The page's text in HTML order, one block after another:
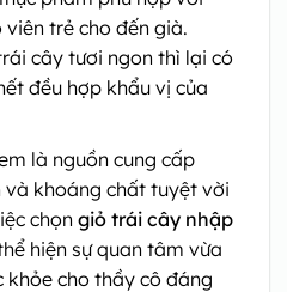
trẻ cho đến già.
cây tươi ngon thì lại có
đều hợp khẩu vị của
là nguồn cung cấp
khoáng chất tuyệt vời
chọn giỏ trái cây nhập
hiện sự quan tâm vừa
khỏe cho thầy cô đáng